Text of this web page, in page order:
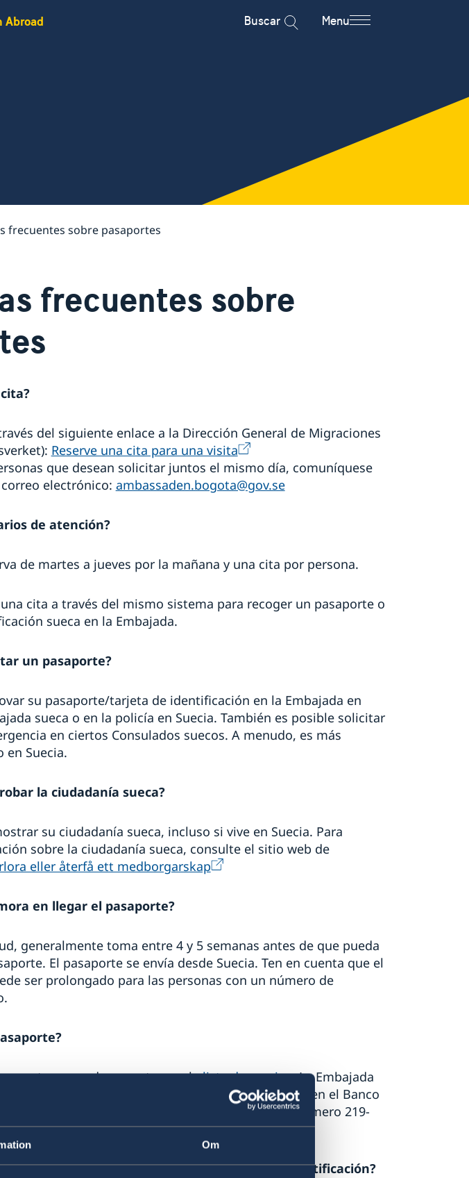
Om
Abroad Buscar Menu
frecuentes sobre pasaportes
frecuentes sobre
del siguiente enlace a la Dirección General de Migraciones
Reserve una cita para una visita
que desean solicitar juntos el mismo día, comuníquese
electrónico: ambassaden.bogota@gov.se
de atención?
de martes a jueves por la mañana y una cita por persona.
cita a través del mismo sistema para recoger un pasaporte o
sueca en la Embajada.
un pasaporte?
su pasaporte/tarjeta de identificación en la Embajada en
sueca o en la policía en Suecia. También es posible solicitar
en ciertos Consulados suecos. A menudo, es más
Suecia.
la ciudadanía sueca?
su ciudadanía sueca, incluso si vive en Suecia. Para
sobre la ciudadanía sueca, consulte el sitio web de
eller återfå ett medborgarskap
en llegar el pasaporte?
generalmente toma entre 4 y 5 semanas antes de que pueda
El pasaporte se envía desde Suecia. Ten en cuenta que el
ser prolongado para las personas con un número de
se puede encontrar en lalista de precios. La Embajada
pero en efectivo la tarifa se paga ÚNICAMENTE en el Banco
7 No 71-48 a la cuenta de ahorros de la Embajada número 219-
validez de mi nuevo pasaporte o tarjeta de identificación?